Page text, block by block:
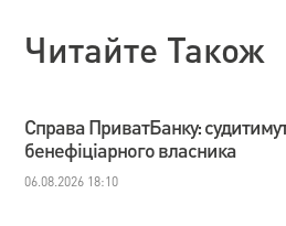
Читайте Також
Справа ПриватБанку:
бенефіціарного власника
06.08.2026 18:10